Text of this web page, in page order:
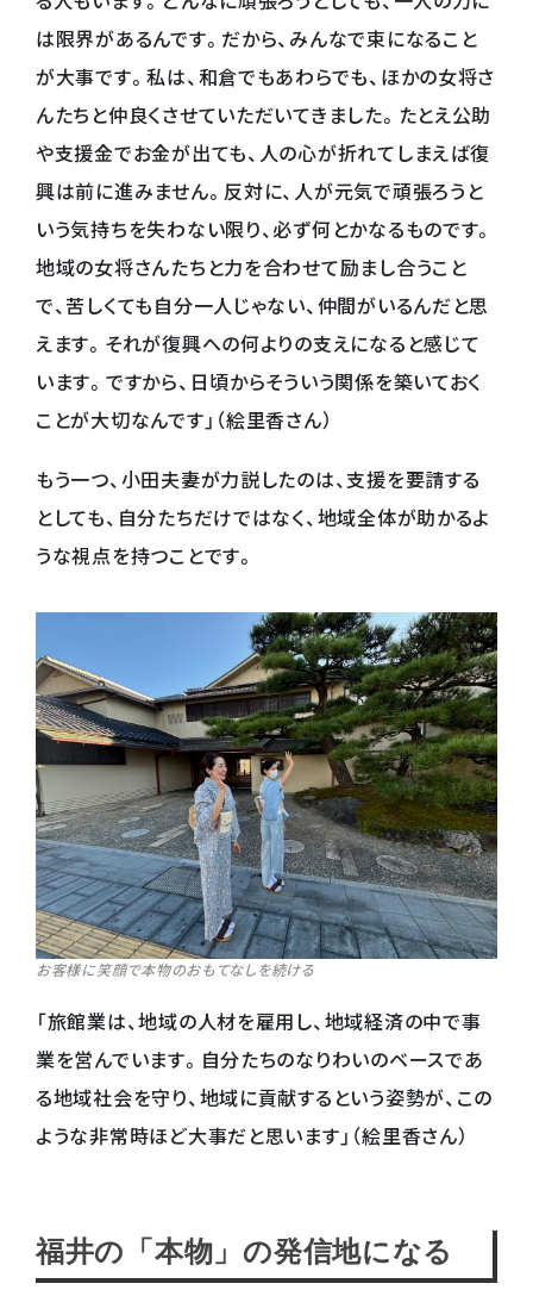
は限界があるんです。だから、みんなで束になること
が大事です。私は、和倉でもあわらでも、ほかの女将さ
んたちと仲良くさせていただいてきました。たとえ公助
や支援金でお金が出ても、人の心が折れてしまえば復
興は前に進みません。反対に、人が元気で頑張ろうと
いう気持ちを失わない限り、必ず何とかなるものです。
地域の女将さんたちと力を合わせて励まし合うこと
で、苦しくても自分一人じゃない、仲間がいるんだと思
えます。それが復興への何よりの支えになると感じて
います。ですから、日頃からそういう関係を築いておく
ことが大切なんです」（絵里香さん）
もう一つ、小田夫妻が力説したのは、支援を要請する
としても、自分たちだけではなく、地域全体が助かるよ
うな視点を持つことです。
お客様に笑顔で本物のおもてなしを続ける
「旅館業は、地域の人材を雇用し、地域経済の中で事
業を営んでいます。自分たちのなりわいのベースであ
る地域社会を守り、地域に貢献するという姿勢が、この
ような非常時ほど大事だと思います」（絵里香さん）
福井の「本物」の発信地になる